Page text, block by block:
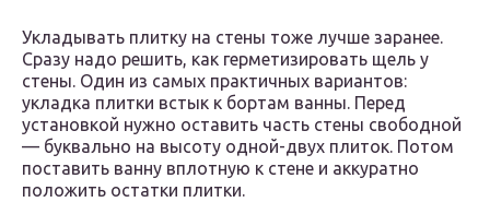
Укладывать плитку на стены тоже лучше заранее.
Сразу надо решить, как герметизировать щель у
стены. Один из самых практичных вариантов:
укладка плитки встык к бортам ванны. Перед
установкой нужно оставить часть стены свободной
— буквально на высоту одной-двух плиток. Потом
поставить ванну вплотную к стене и аккуратно
положить остатки плитки.